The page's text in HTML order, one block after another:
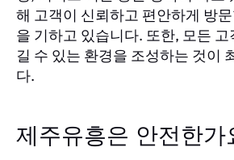
해 고객이 신뢰하고 편안하게 방
을 기하고 있습니다. 또한, 모든
길 수 있는 환경을 조성하는 것이
다.
제주유흥은 안전한가